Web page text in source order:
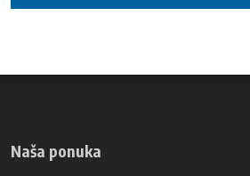
odoslať
Naša ponuka